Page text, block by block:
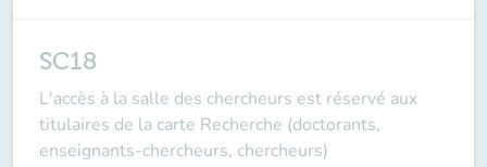
SC18
L'accès à la salle des chercheurs est réservé aux
titulaires de la carte Recherche (doctorants,
enseignants-chercheurs, chercheurs)